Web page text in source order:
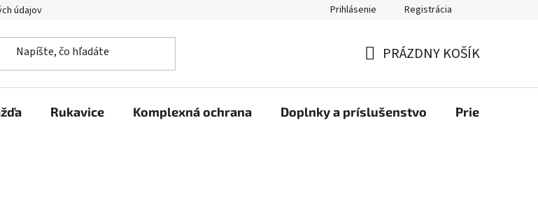
údajov Prihlásenie Registrácia
KOŠÍK
PRÁZDNY KOŠÍK
Rukavice Komplexná ochrana Doplnky a príslušenstvo Priemyselné